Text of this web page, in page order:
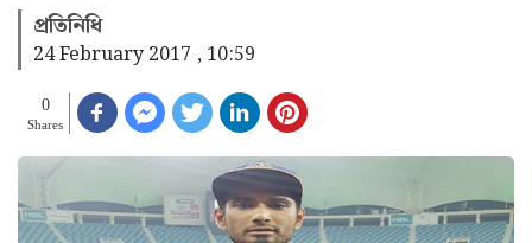
প্রতিনিধি
24 February 2017 , 10:59
0
Shares